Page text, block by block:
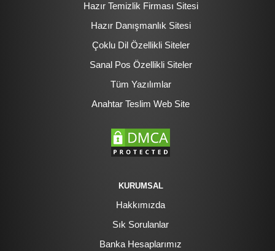
Hazır Temizlik Firması Sitesi
Hazır Danışmanlık Sitesi
Çoklu Dil Özellikli Siteler
Sanal Pos Özellikli Siteler
Tüm Yazılımlar
Anahtar Teslim Web Site
KURUMSAL
Hakkımızda
Sık Sorulanlar
Banka Hesaplarımız